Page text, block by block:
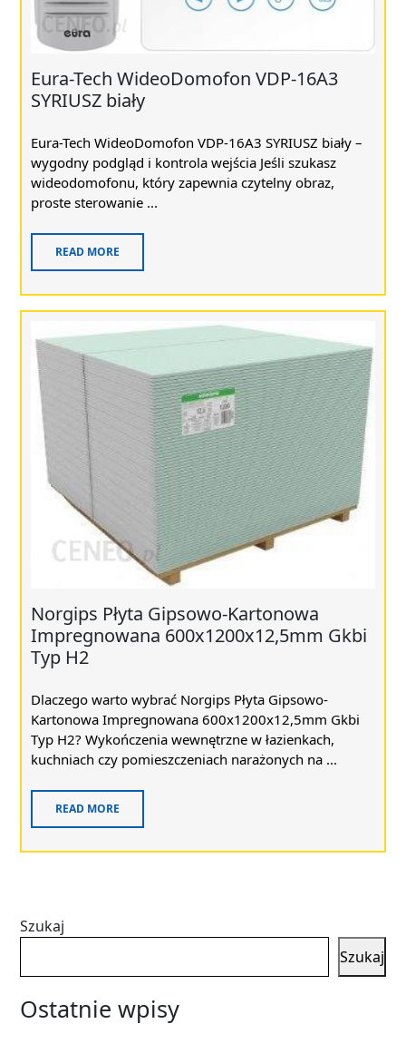
Eura-Tech WideoDomofon VDP-16A3
SYRIUSZ biały
Eura-Tech WideoDomofon VDP-16A3 SYRIUSZ biały –
wygodny podgląd i kontrola wejścia Jeśli szukasz
wideodomofonu, który zapewnia czytelny obraz,
proste sterowanie ...
READ MORE
Norgips Płyta Gipsowo-Kartonowa
Impregnowana 600x1200x12,5mm Gkbi
Typ H2
Dlaczego warto wybrać Norgips Płyta Gipsowo-
Kartonowa Impregnowana 600x1200x12,5mm Gkbi
Typ H2? Wykończenia wewnętrzne w łazienkach,
kuchniach czy pomieszczeniach narażonych na ...
READ MORE
Szukaj
Szukaj
Ostatnie wpisy